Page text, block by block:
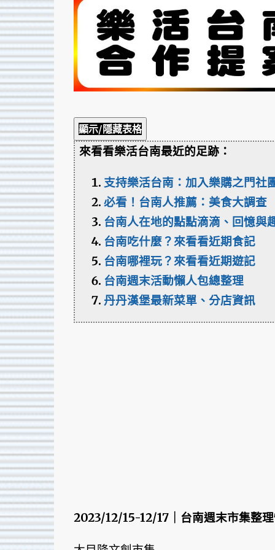
顯示/隱藏表格
來看看樂活台南最近的足跡：
支持樂活台南：加入樂購之門社
必看！台南人推薦：美食大調查
台南人在地的點點滴滴、回憶與
台南吃什麼？來看看近期食記
台南哪裡玩？來看看近期遊記
台南週末活動懶人包總整理
丹丹漢堡最新菜單、分店資訊
2023/12/15-12/17｜台南週末市集整